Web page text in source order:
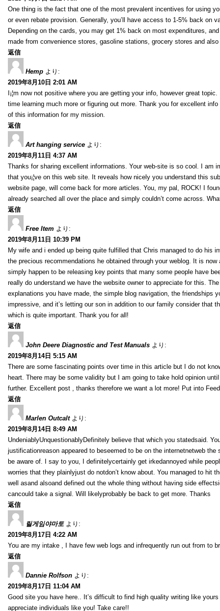
One thing is the fact that one of the most prevalent incentives for using
or even rebate provision. Generally, you’ll have access to 1-5% back on
Depending on the cards, you may get 1% back on most expenditures,
made from convenience stores, gasoline stations, grocery stores and also
返信
Hemp より:
2019年8月10日 2:01 AM
I¡¦m now not positive where you are getting your info, however great
time learning much more or figuring out more. Thank you for excellent
of this information for my mission.
返信
Art hanging service より:
2019年8月11日 4:37 AM
Thanks for sharing excellent informations. Your web-site is so cool. I am
that you¡¦ve on this web site. It reveals how nicely you understand this
website page, will come back for more articles. You, my pal, ROCK! I
already searched all over the place and simply couldn’t come across.
返信
Free Item より:
2019年8月11日 10:39 PM
My wife and i ended up being quite fulfilled that Chris managed to do his
the precious recommendations he obtained through your weblog. It is now
simply happen to be releasing key points that many some people have
really do understand we have the website owner to appreciate for this.
explanations you have made, the simple blog navigation, the friendships
impressive, and it’s letting our son in addition to our family consider that
which is quite important. Thank you for all!
返信
John Deere Diagnostic and Test Manuals より:
2019年8月14日 5:15 AM
There are some fascinating points over time in this article but I do not
heart. There may be some validity but I am going to take hold opinion
further. Excellent post , thanks therefore we want a lot more! Put into
返信
Marlen Outcalt より:
2019年8月14日 8:49 AM
UndeniablyUnquestionablyDefinitely believe that which you statedsaid.
justificationreason appeared to beseemed to be on the internetnetweb
be aware of. I say to you, I definitelycertainly get irkedannoyed while
worries that they plainlyjust do notdon’t know about. You managed to hit
well asand alsoand defined out the whole thing without having side
cancould take a signal. Will likelyprobably be back to get more. Thanks
返信
릴게임야마토 より:
2019年8月17日 4:22 AM
You are my intake , I have few web logs and infrequently run out from to
返信
Dannie Rolfson より:
2019年8月17日 11:04 AM
Good site you have here.. It’s difficult to find high quality writing like
appreciate individuals like you! Take care!!